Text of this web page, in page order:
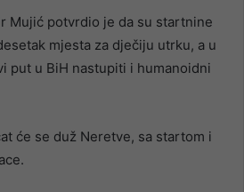
Mujić potvrdio je da su startnine
mjesta za dječiju utrku, a u
put u BiH nastupiti i humanoidni
će se duž Neretve, sa startom i